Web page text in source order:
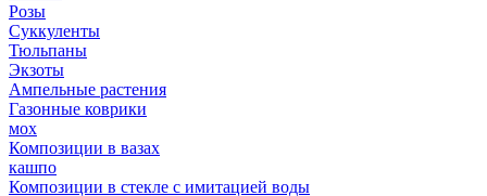
Розы
Суккуленты
Тюльпаны
Экзоты
Ампельные растения
Газонные коврики
мох
Композиции в вазах
кашпо
Композиции в стекле с имитацией воды